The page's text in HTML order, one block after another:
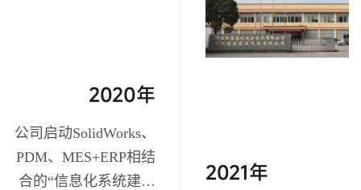
2020年
公司启动SolidWorks、
PDM、MES+ERP相结
合的“信息化系统建设
2021年